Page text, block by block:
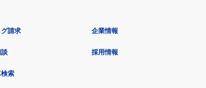
請求
索
企業情報
採用情報